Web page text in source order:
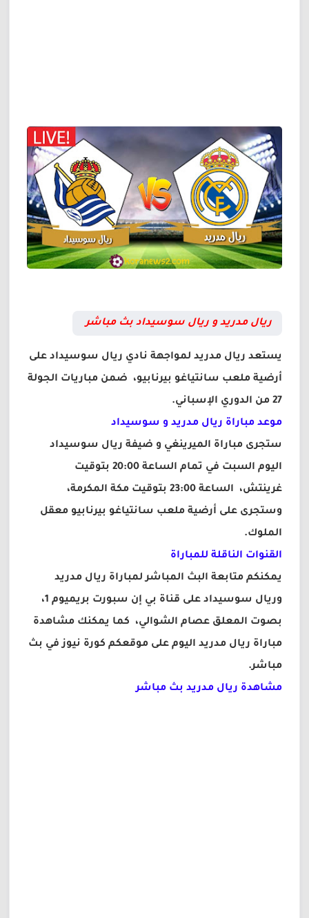
ريال مدريد و ريال سوسيداد بث مباشر
يستعد ريال مدريد لمواجهة نادي ريال سوسيداد على
أرضية ملعب سانتياغو بيرنابيو، ضمن مباريات الجولة
27 من الدوري الإسباني.
موعد مباراة ريال مدريد و سوسيداد
ستجرى مباراة الميرينغي و ضيفة ريال سوسيداد
اليوم السبت في تمام الساعة 20:00 بتوقيت
غرينتش، الساعة 23:00 بتوقيت مكة المكرمة،
وستجرى على أرضية ملعب سانتياغو بيرنابيو معقل
الملوك.
القنوات الناقلة للمباراة
يمكنكم متابعة البث المباشر لمباراة ريال مدريد
وريال سوسيداد على قناة بي إن سبورت بريميوم 1،
بصوت المعلق عصام الشوالي، كما يمكنك مشاهدة
مباراة ريال مدريد اليوم على موقعكم كورة نيوز في بث
مباشر.
مشاهدة ريال مدريد بث مباشر